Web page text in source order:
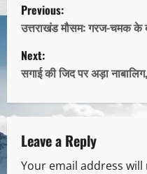
Previous:
उत्तराखंड मौसम: गरज-चमक के
Next:
सगाई की जिद पर अड़ा
Leave a Reply
Your email address